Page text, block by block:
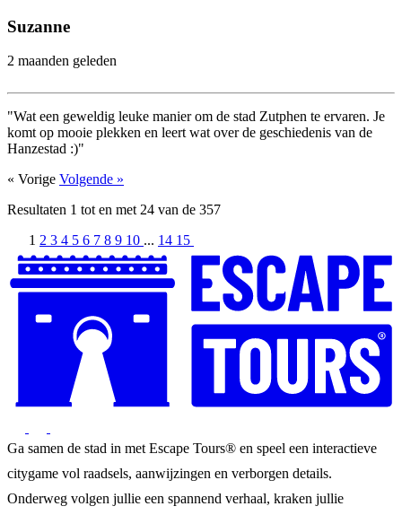
Suzanne
2 maanden geleden
"Wat een geweldig leuke manier om de stad Zutphen te ervaren. Je
komt op mooie plekken en leert wat over de geschiedenis van de
Hanzestad :)"
« Vorige Volgende »
Resultaten 1 tot en met24 van de 357
1 2 3 4 5 6 7 8 9 10 ... 14 15
Ga samen de stad in met Escape Tours® en speel een interactieve
citygame vol raadsels, aanwijzingen en verborgen details.
Onderweg volgen jullie een spannend verhaal, kraken jullie